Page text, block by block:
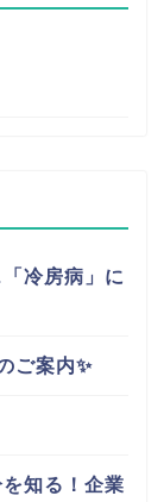
冷房病」に
ご案内✨
知る！企業